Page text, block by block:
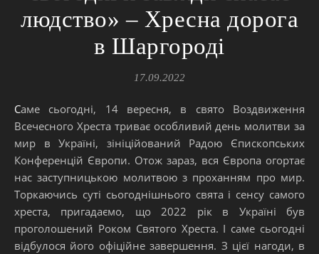
людство» – Хресна дорога
в Шаргороді
17.09.2022
Саме сьогодні, 14 вересня, в свято Воздвиження
Всечесного Хреста триває особливий день молитви за
мир в Україні, зініційований Радою Єпископських
Конференцій Європи. Отож зараз, вся Європа огортає
нас заступницькою молитвою з проханням про мир.
Торкаючись суті сьогоднішнього свята і сенсу самого
хреста, пригадаємо, що 2022 рік в Україні був
проголошений Роком Святого Хреста. І саме сьогодні
відбулося його офіційне завершення. З цієї нагоди, в